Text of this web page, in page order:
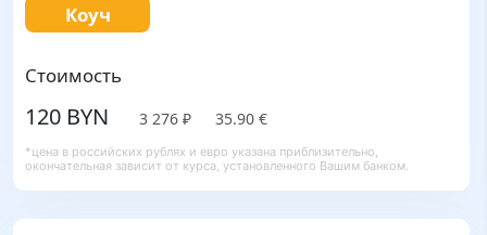
Коуч
Стоимость
120 BYN 3 276 ₽ 35.90 €
*цена в российских рублях и евро указана приблизительно,
окончательная зависит от курса, установленного Вашим банком.